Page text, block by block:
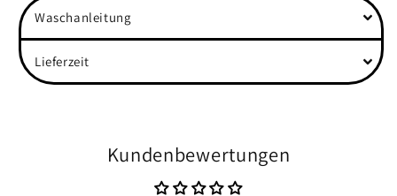
Waschanleitung
Lieferzeit
Kundenbewertungen